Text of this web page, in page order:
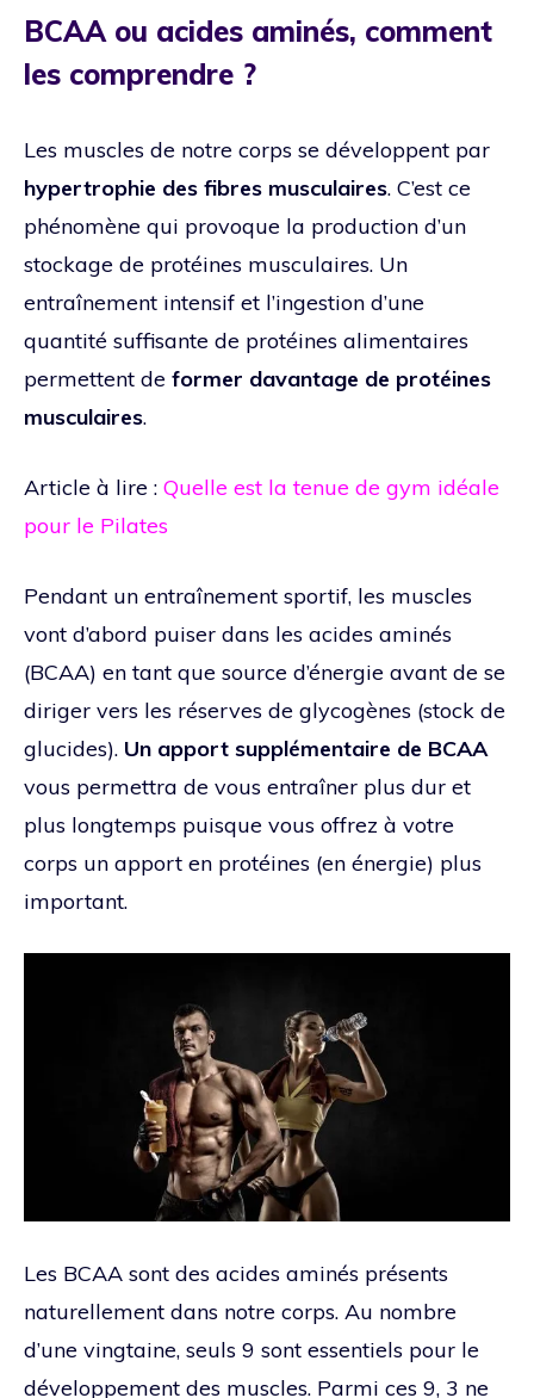
BCAA ou acides aminés, comment
les comprendre ?
Les muscles de notre corps se développent par
hypertrophie des fibres musculaires. C’est ce
phénomène qui provoque la production d’un
stockage de protéines musculaires. Un
entraînement intensif et l’ingestion d’une
quantité suffisante de protéines alimentaires
permettent de former davantage de protéines
musculaires.
Article à lire : Quelle est la tenue de gym idéale
pour le Pilates
Pendant un entraînement sportif, les muscles
vont d’abord puiser dans les acides aminés
(BCAA) en tant que source d’énergie avant de se
diriger vers les réserves de glycogènes (stock de
glucides). Un apport supplémentaire de BCAA
vous permettra de vous entraîner plus dur et
plus longtemps puisque vous offrez à votre
corps un apport en protéines (en énergie) plus
important.
Les BCAA sont des acides aminés présents
naturellement dans notre corps. Au nombre
d’une vingtaine, seuls 9 sont essentiels pour le
développement des muscles. Parmi ces 9, 3 ne